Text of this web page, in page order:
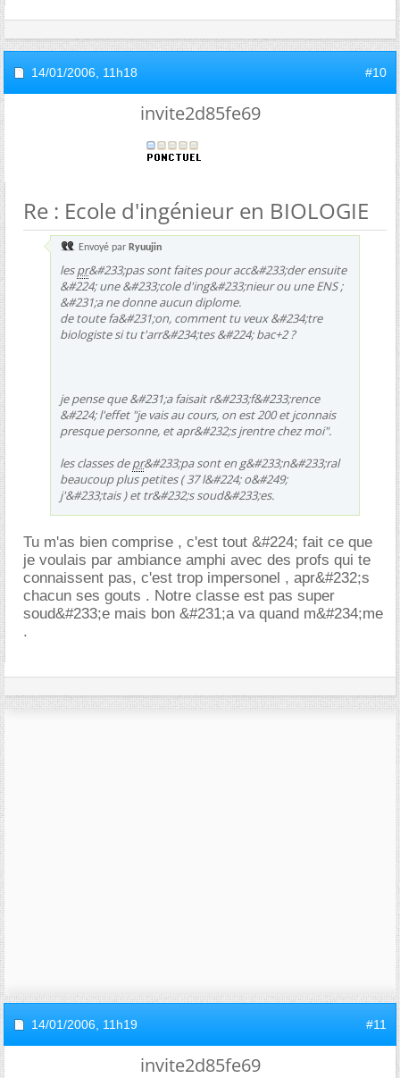
14/01/2006, 11h18 #10
invite2d85fe69
Re : Ecole d'ingénieur en BIOLOGIE
Envoyé par Ryuujin
lespr&#233;pas sont faites pour acc&#233;der ensuite
&#224; une &#233;cole d'ing&#233;nieur ou une ENS ;
&#231;a ne donne aucun diplome.
de toute fa&#231;on, comment tu veux &#234;tre
biologiste si tu t'arr&#234;tes &#224; bac+2 ?
je pense que &#231;a faisait r&#233;f&#233;rence
&#224; l'effet "je vais au cours, on est 200 et jconnais
presque personne, et apr&#232;s jrentre chez moi".
les classes depr&#233;pa sont en g&#233;n&#233;ral
beaucoup plus petites ( 37 l&#224; o&#249;
j'&#233;tais ) et tr&#232;s soud&#233;es.
Tu m'as bien comprise , c'est tout &#224; fait ce que
je voulais par ambiance amphi avec des profs qui te
connaissent pas, c'est trop impersonel , apr&#232;s
chacun ses gouts . Notre classe est pas super
soud&#233;e mais bon &#231;a va quand m&#234;me
.
14/01/2006, 11h19 #11
invite2d85fe69